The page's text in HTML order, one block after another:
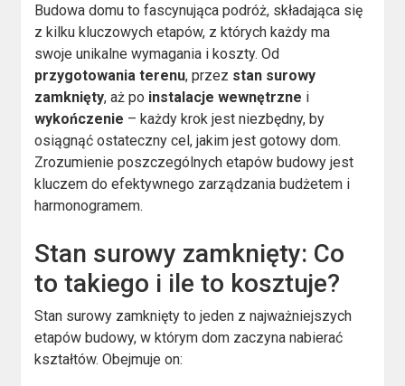
Budowa domu to fascynująca podróż, składająca się
z kilku kluczowych etapów, z których każdy ma
swoje unikalne wymagania i koszty. Od
przygotowania terenu, przez stan surowy
zamknięty, aż po instalacje wewnętrzne i
wykończenie – każdy krok jest niezbędny, by
osiągnąć ostateczny cel, jakim jest gotowy dom.
Zrozumienie poszczególnych etapów budowy jest
kluczem do efektywnego zarządzania budżetem i
harmonogramem.
Stan surowy zamknięty: Co
to takiego i ile to kosztuje?
Stan surowy zamknięty to jeden z najważniejszych
etapów budowy, w którym dom zaczyna nabierać
kształtów. Obejmuje on: